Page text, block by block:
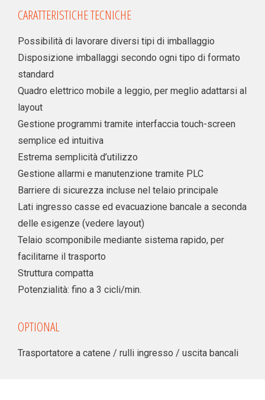
CARATTERISTICHE TECNICHE
Possibilità di lavorare diversi tipi di imballaggio
Disposizione imballaggi secondo ogni tipo di formato
standard
Quadro elettrico mobile a leggio, per meglio adattarsi al
layout
Gestione programmi tramite interfaccia touch-screen
semplice ed intuitiva
Estrema semplicità d’utilizzo
Gestione allarmi e manutenzione tramite PLC
Barriere di sicurezza incluse nel telaio principale
Lati ingresso casse ed evacuazione bancale a seconda
delle esigenze (vedere layout)
Telaio scomponibile mediante sistema rapido, per
facilitarne il trasporto
Struttura compatta
Potenzialità: fino a 3 cicli/min.
OPTIONAL
Trasportatore a catene / rulli ingresso / uscita bancali